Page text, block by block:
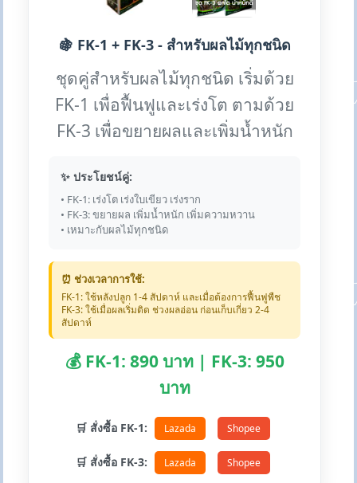
🍇 FK-1 + FK-3 - สำหรับผลไม้ทุกชนิด
ชุดคู่สำหรับผลไม้ทุกชนิด เริ่มด้วย
FK-1 เพื่อฟื้นฟูและเร่งโต ตามด้วย
FK-3 เพื่อขยายผลและเพิ่มน้ำหนัก
✨ ประโยชน์คู่:
• FK-1: เร่งโต เร่งใบเขียว เร่งราก
• FK-3: ขยายผล เพิ่มน้ำหนัก เพิ่มความหวาน
• เหมาะกับผลไม้ทุกชนิด
⏰ ช่วงเวลาการใช้:
FK-1: ใช้หลังปลูก 1-4 สัปดาห์ และเมื่อต้องการฟื้นฟูพืช
FK-3: ใช้เมื่อผลเริ่มติด ช่วงผลอ่อน ก่อนเก็บเกี่ยว 2-4
สัปดาห์
💰 FK-1: 890 บาท | FK-3: 950
บาท
🛒 สั่งซื้อ FK-1: Lazada Shopee
🛒 สั่งซื้อ FK-3: Lazada Shopee